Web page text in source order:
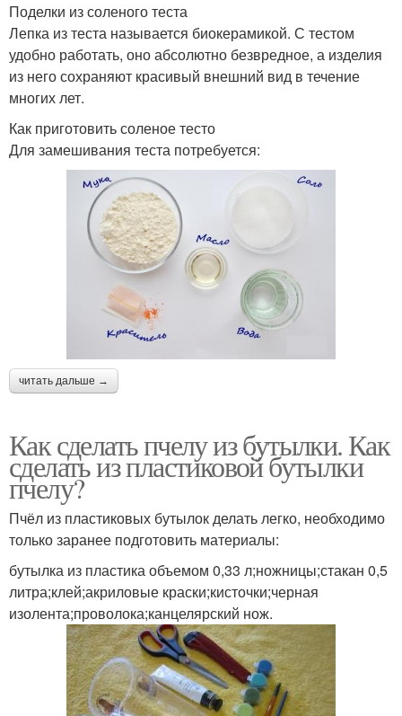
Поделки из соленого теста
Лепка из теста называется биокерамикой. С тестом
удобно работать, оно абсолютно безвредное, а изделия
из него сохраняют красивый внешний вид в течение
многих лет.
Как приготовить соленое тесто
Для замешивания теста потребуется:
читать дальше →
Как сделать пчелу из бутылки. Как
сделать из пластиковой бутылки
пчелу?
Пчёл из пластиковых бутылок делать легко, необходимо
только заранее подготовить материалы:
бутылка из пластика объемом 0,33 л;ножницы;стакан 0,5
литра;клей;акриловые краски;кисточки;черная
изолента;проволока;канцелярский нож.